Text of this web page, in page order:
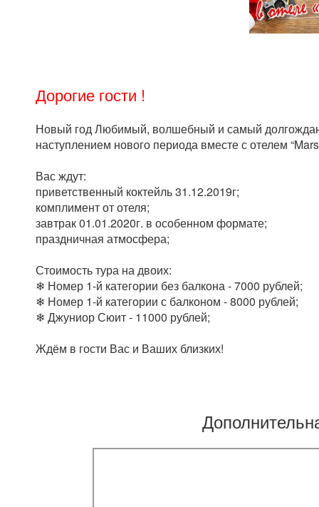
Дорогие гости !
Новый год Любимый, волшебный и самый
наступлением нового периода вместе с отелем
Вас ждут:
приветственный коктейль 31.12.2019г;
комплимент от отеля;
завтрак 01.01.2020г. в особенном формате;
праздничная атмосфера;
Стоимость тура на двоих:
❄ Номер 1-й категории без балкона - 7000 рублей;
❄ Номер 1-й категории с балконом - 8000 рублей;
❄ Джуниор Сюит - 11000 рублей;
Ждём в гости Вас и Ваших близких!